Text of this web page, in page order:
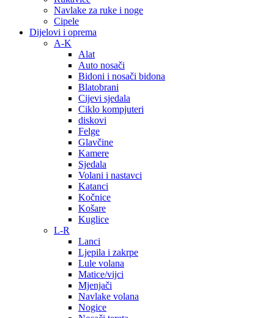
Navlake za ruke i noge
Cipele
Dijelovi i oprema
A-K
Alat
Auto nosači
Bidoni i nosači bidona
Blatobrani
Cijevi sjedala
Ciklo kompjuteri
diskovi
Felge
Glavčine
Kamere
Sjedala
Volani i nastavci
Katanci
Kočnice
Košare
Kuglice
L-R
Lanci
Ljepila i zakrpe
Lule volana
Matice/vijci
Mjenjači
Navlake volana
Nogice